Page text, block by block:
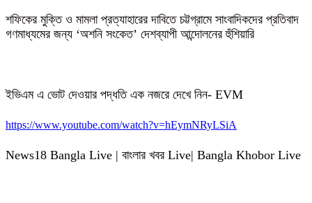
শফিকের মুক্তি ও মামলা প্রত্যাহারের দাবিতে চট্টগ্রামে সাংবাদিকদের প্রতিবাদ
গণমাধ্যমের জন্য ‘অশনি সংকেত’ দেশব্যাপী আন্দোলনের হুঁশিয়ারি
ইভিএম এ ভোট দেওয়ার পদ্ধতি এক নজরে দেখে নিন- EVM
https://www.youtube.com/watch?v=hEymNRyLSiA
News18 Bangla Live | বাংলার খবর Live| Bangla Khobor Live